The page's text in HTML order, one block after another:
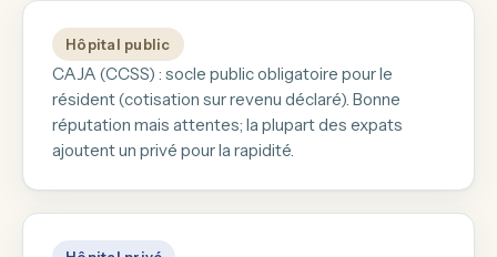
Hôpital public
CAJA (CCSS) : socle public obligatoire pour le
résident (cotisation sur revenu déclaré). Bonne
réputation mais attentes; la plupart des expats
ajoutent un privé pour la rapidité.